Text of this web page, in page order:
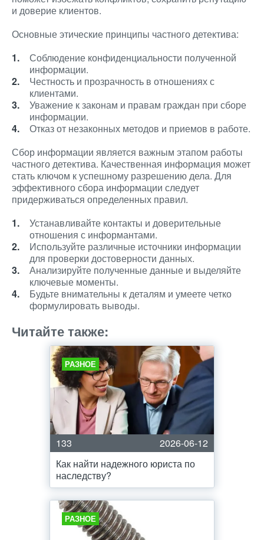
и доверие клиентов.
Основные этические принципы частного детектива:
Соблюдение конфиденциальности полученной
информации.
Честность и прозрачность в отношениях с
клиентами.
Уважение к законам и правам граждан при сборе
информации.
Отказ от незаконных методов и приемов в работе.
Сбор информации является важным этапом работы
частного детектива. Качественная информация может
стать ключом к успешному разрешению дела. Для
эффективного сбора информации следует
придерживаться определенных правил.
Устанавливайте контакты и доверительные
отношения с информантами.
Используйте различные источники информации
для проверки достоверности данных.
Анализируйте полученные данные и выделяйте
ключевые моменты.
Будьте внимательны к деталям и умеете четко
формулировать выводы.
Читайте также:
РАЗНОЕ
133
2026-06-12
Как найти надежного юриста по
наследству?
РАЗНОЕ